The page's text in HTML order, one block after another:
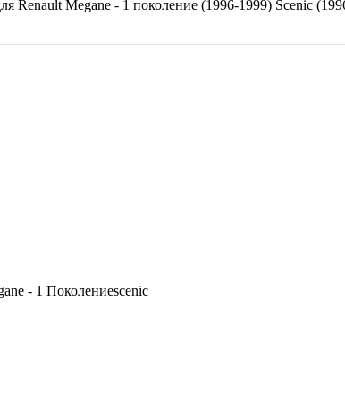
Renault Megane - 1 поколение (1996-1999) Scenic
- 1 Поколениеscenic